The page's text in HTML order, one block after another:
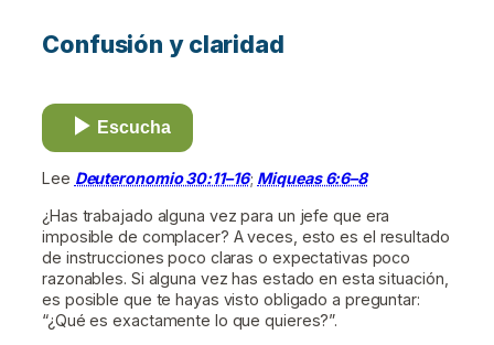
Confusión y claridad
Escucha
Lee Deuteronomio 30:11–16; Miqueas 6:6–8
¿Has trabajado alguna vez para un jefe que era
imposible de complacer? A veces, esto es el resultado
de instrucciones poco claras o expectativas poco
razonables. Si alguna vez has estado en esta situación,
es posible que te hayas visto obligado a preguntar:
“¿Qué es exactamente lo que quieres?”.